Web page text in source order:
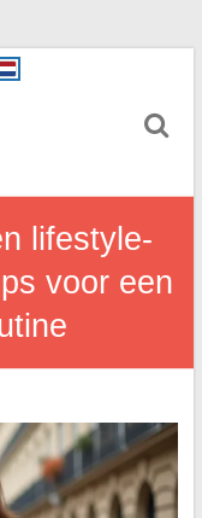
lifestyle-
voor een